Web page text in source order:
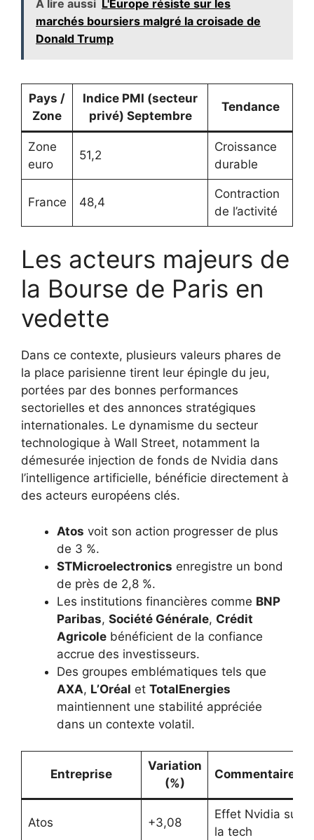
A lire aussi L'Europe résiste sur les
marchés boursiers malgré la croisade de
Donald Trump
Pays /
Zone
Indice PMI (secteur
privé) Septembre
Tendance
Zone
euro
51,2
Croissance
durable
France 48,4
Contraction
de l’activité
Les acteurs majeurs de
la Bourse de Paris en
vedette
Dans ce contexte, plusieurs valeurs phares de
la place parisienne tirent leur épingle du jeu,
portées par des bonnes performances
sectorielles et des annonces stratégiques
internationales. Le dynamisme du secteur
technologique à Wall Street, notamment la
démesurée injection de fonds de Nvidia dans
l’intelligence artificielle, bénéficie directement à
des acteurs européens clés.
Atos voit son action progresser de plus
de 3 %.
STMicroelectronics enregistre un bond
de près de 2,8 %.
Les institutions financières comme BNP
Paribas, Société Générale, Crédit
Agricole bénéficient de la confiance
accrue des investisseurs.
Des groupes emblématiques tels que
AXA, L’Oréal et TotalEnergies
maintiennent une stabilité appréciée
dans un contexte volatil.
Entreprise
Variation
(%)
Commentaires
Atos +3,08
Effet Nvidia sur
la tech